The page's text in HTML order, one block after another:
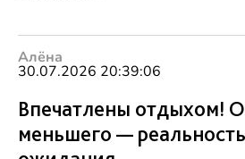
кукурузу сварить, и
выложить.
Алёна
30.07.2026 20:39:06
Впечатлены отдыхом!
меньшего —